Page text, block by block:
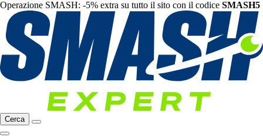
Operazione SMASH: -5% extra su tutto il sito con il codice SMASH5
Cerca